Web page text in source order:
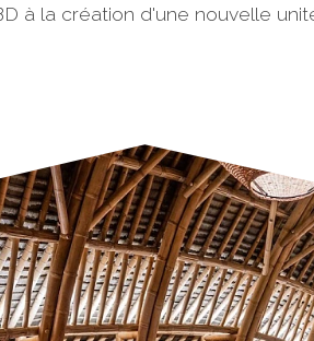
à la création d'une nouvelle